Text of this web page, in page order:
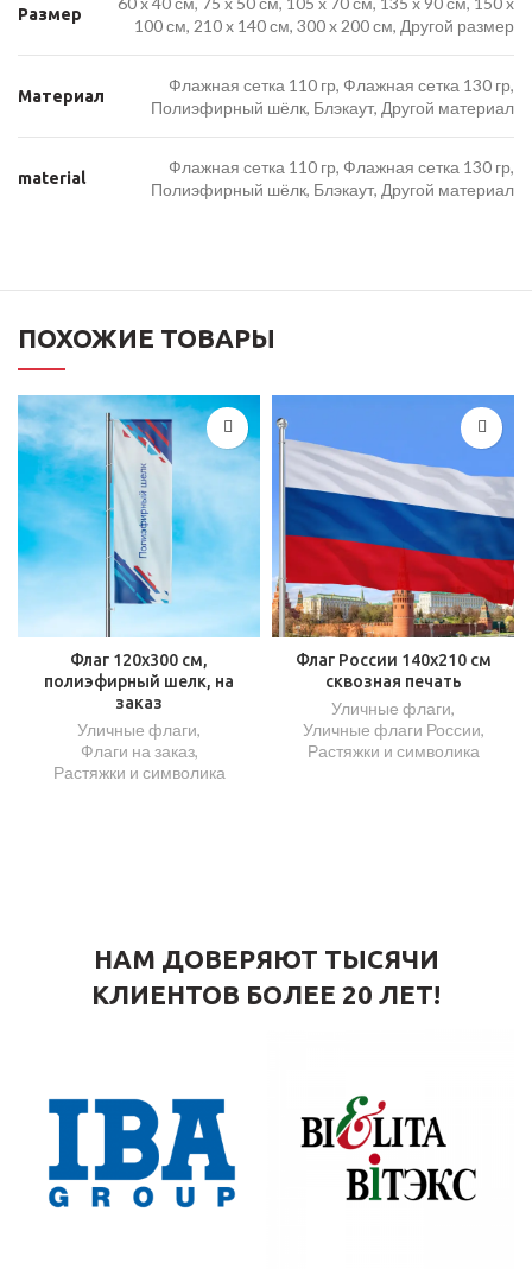
Размер
100 см, 210 x 140 см, 300 x 200 см, Другой размер
Материал
Флажная сетка 110 гр, Флажная сетка 130 гр,
Полиэфирный шёлк, Блэкаут, Другой материал
material
Флажная сетка 110 гр, Флажная сетка 130 гр,
Полиэфирный шёлк, Блэкаут, Другой материал
ПОХОЖИЕ ТОВАРЫ
Флаг 120х300 см,
полиэфирный шелк, на
заказ
Уличные флаги,
Флаги на заказ,
Растяжки и символика
Флаг России 140х210 см
сквозная печать
Уличные флаги,
Уличные флаги России,
Растяжки и символика
НАМ ДОВЕРЯЮТ ТЫСЯЧИ
КЛИЕНТОВ БОЛЕЕ 20 ЛЕТ!